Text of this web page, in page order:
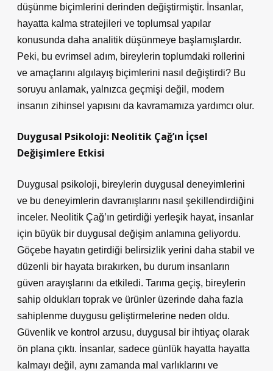
düşünme biçimlerini derinden değiştirmiştir. İnsanlar,
hayatta kalma stratejileri ve toplumsal yapılar
konusunda daha analitik düşünmeye başlamışlardır.
Peki, bu evrimsel adım, bireylerin toplumdaki rollerini
ve amaçlarını algılayış biçimlerini nasıl değiştirdi? Bu
soruyu anlamak, yalnızca geçmişi değil, modern
insanın zihinsel yapısını da kavramamıza yardımcı olur.
Duygusal Psikoloji: Neolitik Çağ’ın İçsel
Değişimlere Etkisi
Duygusal psikoloji, bireylerin duygusal deneyimlerini
ve bu deneyimlerin davranışlarını nasıl şekillendirdiğini
inceler. Neolitik Çağ’ın getirdiği yerleşik hayat, insanlar
için büyük bir duygusal değişim anlamına geliyordu.
Göçebe hayatın getirdiği belirsizlik yerini daha stabil ve
düzenli bir hayata bırakırken, bu durum insanların
güven arayışlarını da etkiledi. Tarıma geçiş, bireylerin
sahip oldukları toprak ve ürünler üzerinde daha fazla
sahiplenme duygusu geliştirmelerine neden oldu.
Güvenlik ve kontrol arzusu, duygusal bir ihtiyaç olarak
ön plana çıktı. İnsanlar, sadece günlük hayatta hayatta
kalmayı değil, aynı zamanda mal varlıklarını ve